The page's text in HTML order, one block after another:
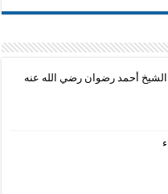
الشيخ أحمد رضوان رضي الله عنه